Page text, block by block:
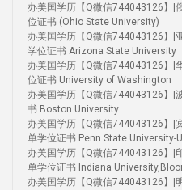
办美国学历【Q微信744043126】|
位证书 (Ohio State University)
办美国学历【Q微信744043126】|
学位证书 Arizona State University
办美国学历【Q微信744043126】|
位证书 University of Washington
办美国学历【Q微信744043126】|
书 Boston University
办美国学历【Q微信744043126】|
单学位证书 Penn State University-
办美国学历【Q微信744043126】|
单学位证书 Indiana
办美国学历【Q微信744043126】|